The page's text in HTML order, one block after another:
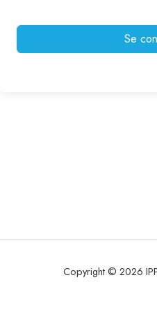
Se
Copyright © 2026